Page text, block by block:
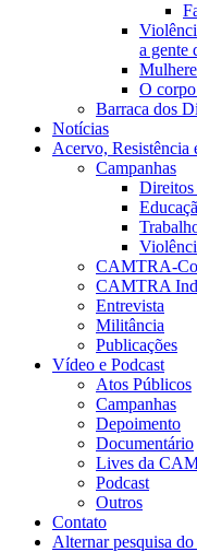
a gente
O
Barraca dos
Notícias
Acervo, Resistência
Campanhas
Direitos
CAMTRA-
CAMTRA
Entrevista
Militância
Publicações
Vídeo e Podcast
Atos Públicos
Campanhas
Depoimento
Documentário
Lives da
Podcast
Outros
Contato
Alternar pesquisa do